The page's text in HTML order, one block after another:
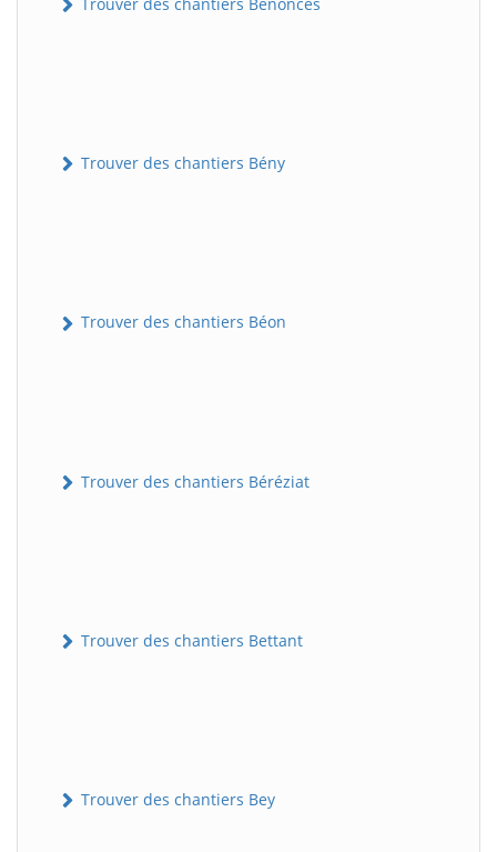
Trouver des chantiers Bény
Trouver des chantiers Béon
Trouver des chantiers Béréziat
Trouver des chantiers Bettant
Trouver des chantiers Bey